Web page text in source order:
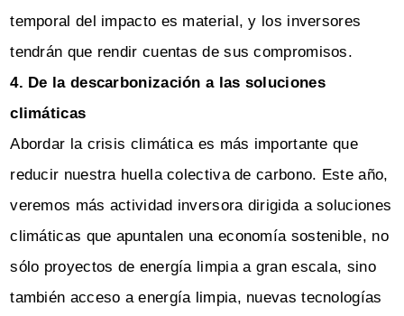
temporal del impacto es material, y los inversores
tendrán que rendir cuentas de sus compromisos.
4. De la descarbonización a las soluciones
climáticas
Abordar la crisis climática es más importante que
reducir nuestra huella colectiva de carbono. Este año,
veremos más actividad inversora dirigida a soluciones
climáticas que apuntalen una economía sostenible, no
sólo proyectos de energía limpia a gran escala, sino
también acceso a energía limpia, nuevas tecnologías